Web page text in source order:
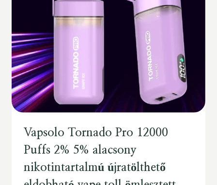
Vapsolo Tornado Pro 12000
Puffs 2% 5% alacsony
nikotintartalmú újratölthető